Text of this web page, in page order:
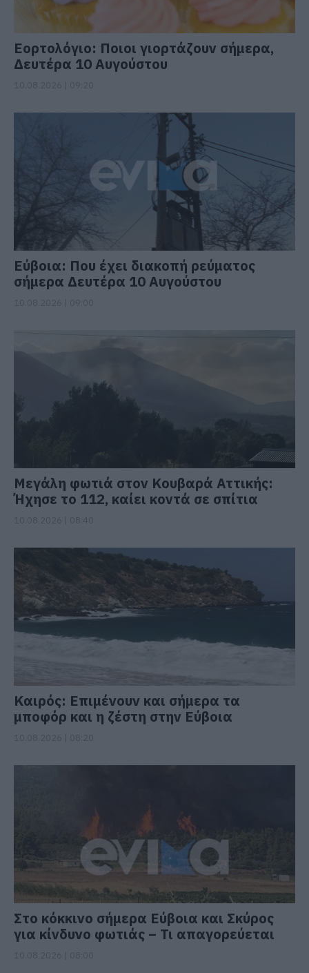
Εορτολόγιο: Ποιοι γιορτάζουν σήμερα,
Δευτέρα 10 Αυγούστου
Εύβοια: Που έχει διακοπή ρεύματος
σήμερα Δευτέρα 10 Αυγούστου
Μεγάλη φωτιά στον Κουβαρά Αττικής:
Ήχησε το 112, καίει κοντά σε σπίτια
Καιρός: Επιμένουν και σήμερα τα
μποφόρ και η ζέστη στην Εύβοια
Στο κόκκινο σήμερα Εύβοια και Σκύρος
για κίνδυνο φωτιάς – Τι απαγορεύεται